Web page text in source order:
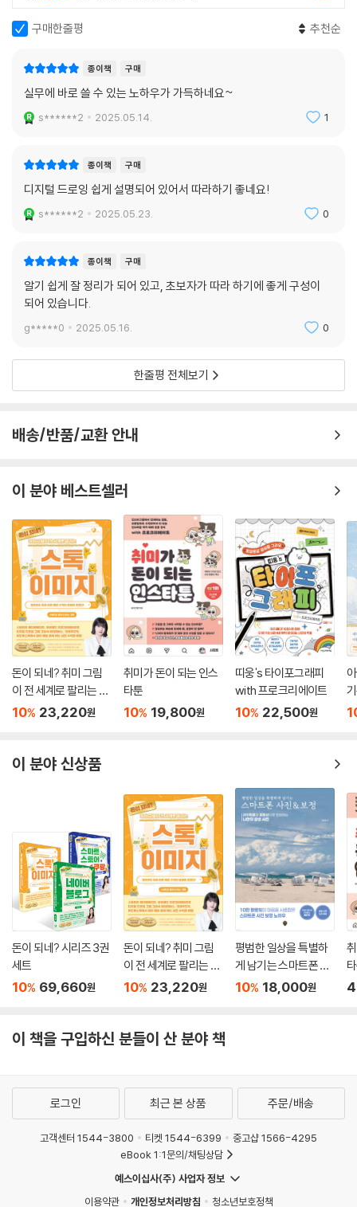
구매한줄평 추천순
종이책 구매
실무에 바로 쓸 수 있는 노하우가 가득하네요~
s******2 2025.05.14. 1
종이책 구매
디지털 드로잉 쉽게 설명되어 있어서 따라하기 좋네요!
s******2 2025.05.23. 0
종이책 구매
알기 쉽게 잘 정리가 되어 있고, 초보자가 따라 하기에 좋게 구성이
되어 있습니다.
g*****0 2025.05.16. 0
한줄평 전체보기
배송/반품/교환 안내
이 분야 베스트셀러
돈이 되네? 취미 그림
이 전 세계로 팔리는 스
톡 이미지
10% 23,220원
취미가 돈이 되는 인스
타툰
10% 19,800원
띠웅's 타이포그래피
with 프로크리에이트
10% 22,500원
들
이 분야 신상품
돈이 되네? 시리즈 3권
세트
10% 69,660원
돈이 되네? 취미 그림
이 전 세계로 팔리는 스
톡 이미지
10% 23,220원
평범한 일상을 특별하
게 남기는 스마트폰 사
진 & 보정
10% 18,000원
이 책을 구입하신 분들이 산 분야 책
로그인 최근 본 상품 주문/배송
고객센터 1544-3800 티켓 1544-6399
중고샵 1566-4295
eBook 1:1문의/채팅상담
예스이십사(주) 사업자 정보
이용약관
개인정보처리방침 청소년보호정책